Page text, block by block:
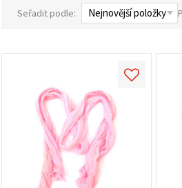
pomocí
souhlasit s
použitím
vše!" Nebo
Seřadit podle: